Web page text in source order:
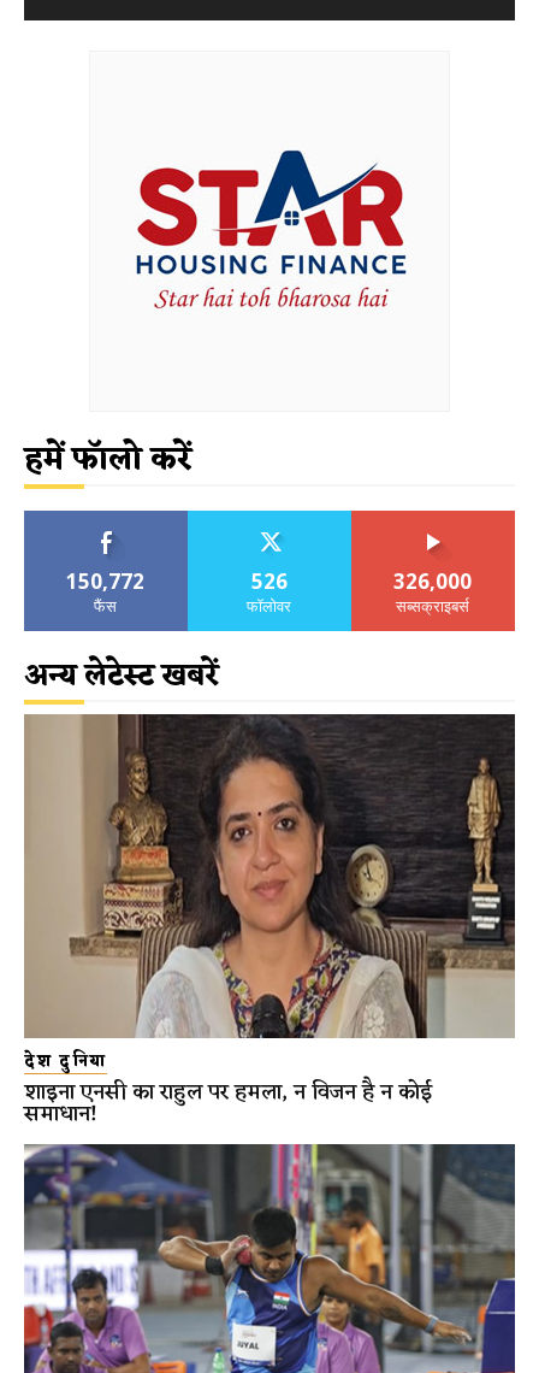
हमें फॉलो करें
150,772
फैंस
526
फॉलोवर
326,000
सब्सक्राइबर्स
अन्य लेटेस्ट खबरें
देश दुनिया
शाइना एनसी का राहुल पर हमला, न विजन है न कोई
समाधान!